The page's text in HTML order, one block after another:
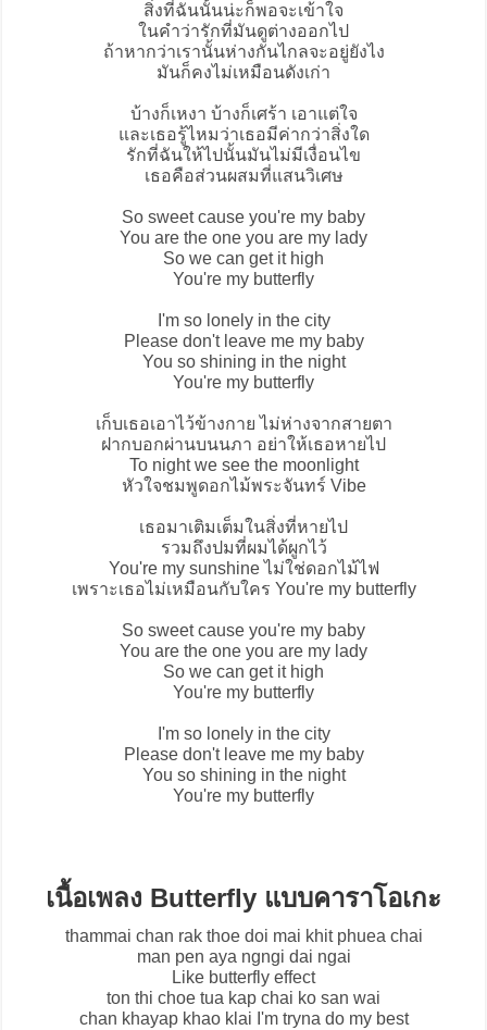
สิ่งที่ฉันนั้นน่ะก็พอจะเข้าใจ
ในคำว่ารักที่มันดูต่างออกไป
ถ้าหากว่าเรานั้นห่างกันไกลจะอยู่ยังไง
มันก็คงไม่เหมือนดังเก่า
บ้างก็เหงา บ้างก็เศร้า เอาแต่ใจ
และเธอรู้ไหมว่าเธอมีค่ากว่าสิ่งใด
รักที่ฉันให้ไปนั้นมันไม่มีเงื่อนไข
เธอคือส่วนผสมที่แสนวิเศษ
So sweet cause you're my baby
You are the one you are my lady
So we can get it high
You're my butterfly
I'm so lonely in the city
Please don't leave me my baby
You so shining in the night
You're my butterfly
เก็บเธอเอาไว้ข้างกาย ไม่ห่างจากสายตา
ฝากบอกผ่านบนนภา อย่าให้เธอหายไป
To night we see the moonlight
หัวใจชมพูดอกไม้พระจันทร์ Vibe
เธอมาเติมเต็มในสิ่งที่หายไป
รวมถึงปมที่ผมได้ผูกไว้
You're my sunshine ไม่ใช่ดอกไม้ไฟ
เพราะเธอไม่เหมือนกับใคร You're my butterfly
So sweet cause you're my baby
You are the one you are my lady
So we can get it high
You're my butterfly
I'm so lonely in the city
Please don't leave me my baby
You so shining in the night
You're my butterfly
เนื้อเพลง Butterfly แบบคาราโอเกะ
thammai chan rak thoe doi mai khit phuea chai
man pen aya ngngi dai ngai
Like butterfly effect
ton thi choe tua kap chai ko san wai
chan khayap khao klai I'm tryna do my best